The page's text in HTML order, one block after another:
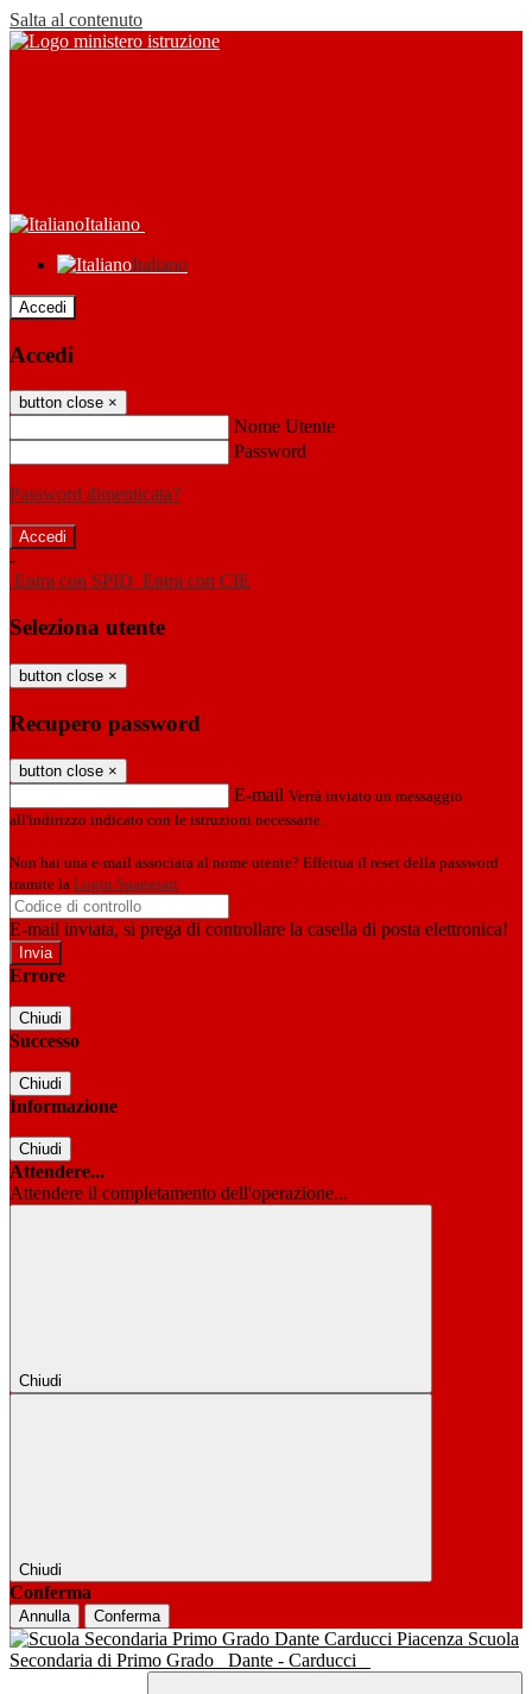
Salta al contenuto
Italiano
Italiano
Accedi
Accedi
button close ×
Nome Utente
Password
Password dimenticata?
-
Entra con SPID Entra con CIE
Seleziona utente
button close ×
Recupero password
button close ×
E-mail Verrà inviato un messaggio
all'indirizzo indicato con le istruzioni necessarie.
Non hai una e-mail associata al nome utente? Effettua il reset della password
tramite la Login Spaggiari
E-mail inviata, si prega di controllare la casella di posta elettronica!
Errore
Chiudi
Successo
Chiudi
Informazione
Chiudi
Attendere...
Attendere il completamento dell'operazione...
Chiudi
Chiudi
Conferma
Annulla Conferma
Scuola
Secondaria di Primo Grado
Dante - Carducci